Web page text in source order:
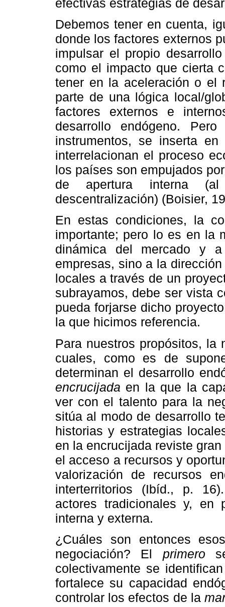
efectivas estrategias de
Debemos tener en cuenta,
donde los factores externos
impulsar el propio
como el impacto que cierta
tener en la aceleración o el
parte de una lógica local/
factores externos e
desarrollo endógeno.
instrumentos, se inserta
interrelacionan el proceso
los países son empujados
de apertura interna
descentralización) (Boisier,
En estas condiciones, la
importante; pero lo es en la
dinámica del mercado y
empresas, sino a la
locales a través de un
subrayamos, debe ser vista
pueda forjarse dicho
la que hicimos referencia.
Para nuestros propósitos,
cuales, como es de
determinan el desarrollo
encrucijada en la que la
ver con el talento para la
sitúa al modo de desarrollo
historias y estrategias
en la encrucijada reviste
el acceso a recursos y
valorización de recursos
interterritorios (Ibíd., p.
actores tradicionales y, en
interna y externa.
¿Cuáles son entonces
negociación? El primero
colectivamente se
fortalece su capacidad
controlar los efectos de la